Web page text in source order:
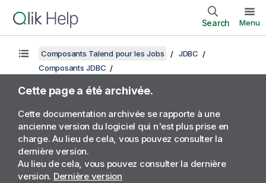
Search Menu
Composants Talend pour les Jobs
JDBC
Composants JDBC
Cette page a été archivée.
Cette documentation archivée se rapporte à une
ancienne version du logiciel qui n'est plus prise en
charge. Au lieu de cela, vous pouvez consulter la
dernière version.
Au lieu de cela, vous pouvez consulter la dernière
version. Dernière version